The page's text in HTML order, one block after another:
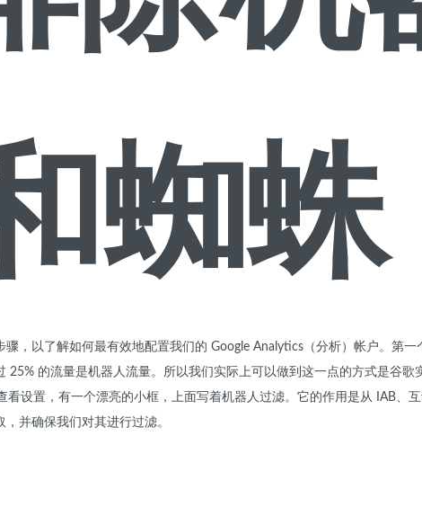
蜘蛛
，以了解如何最有效地配置我们的 Google Analytics（分析）帐户。 第一
25% 的流量是机器人流量。 所以我们实际上可以做到这一点的方式是谷歌
看设置，有一个漂亮的小框，上面写着机器人过滤。 它的作用是从 IAB、
并确保我们对其进行过滤。